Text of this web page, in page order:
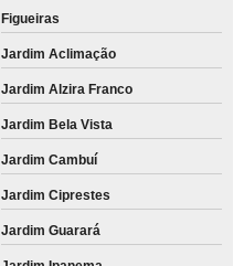
Figueiras
Jardim Aclimação
Jardim Alzira Franco
Jardim Bela Vista
Jardim Cambuí
Jardim Ciprestes
Jardim Guarará